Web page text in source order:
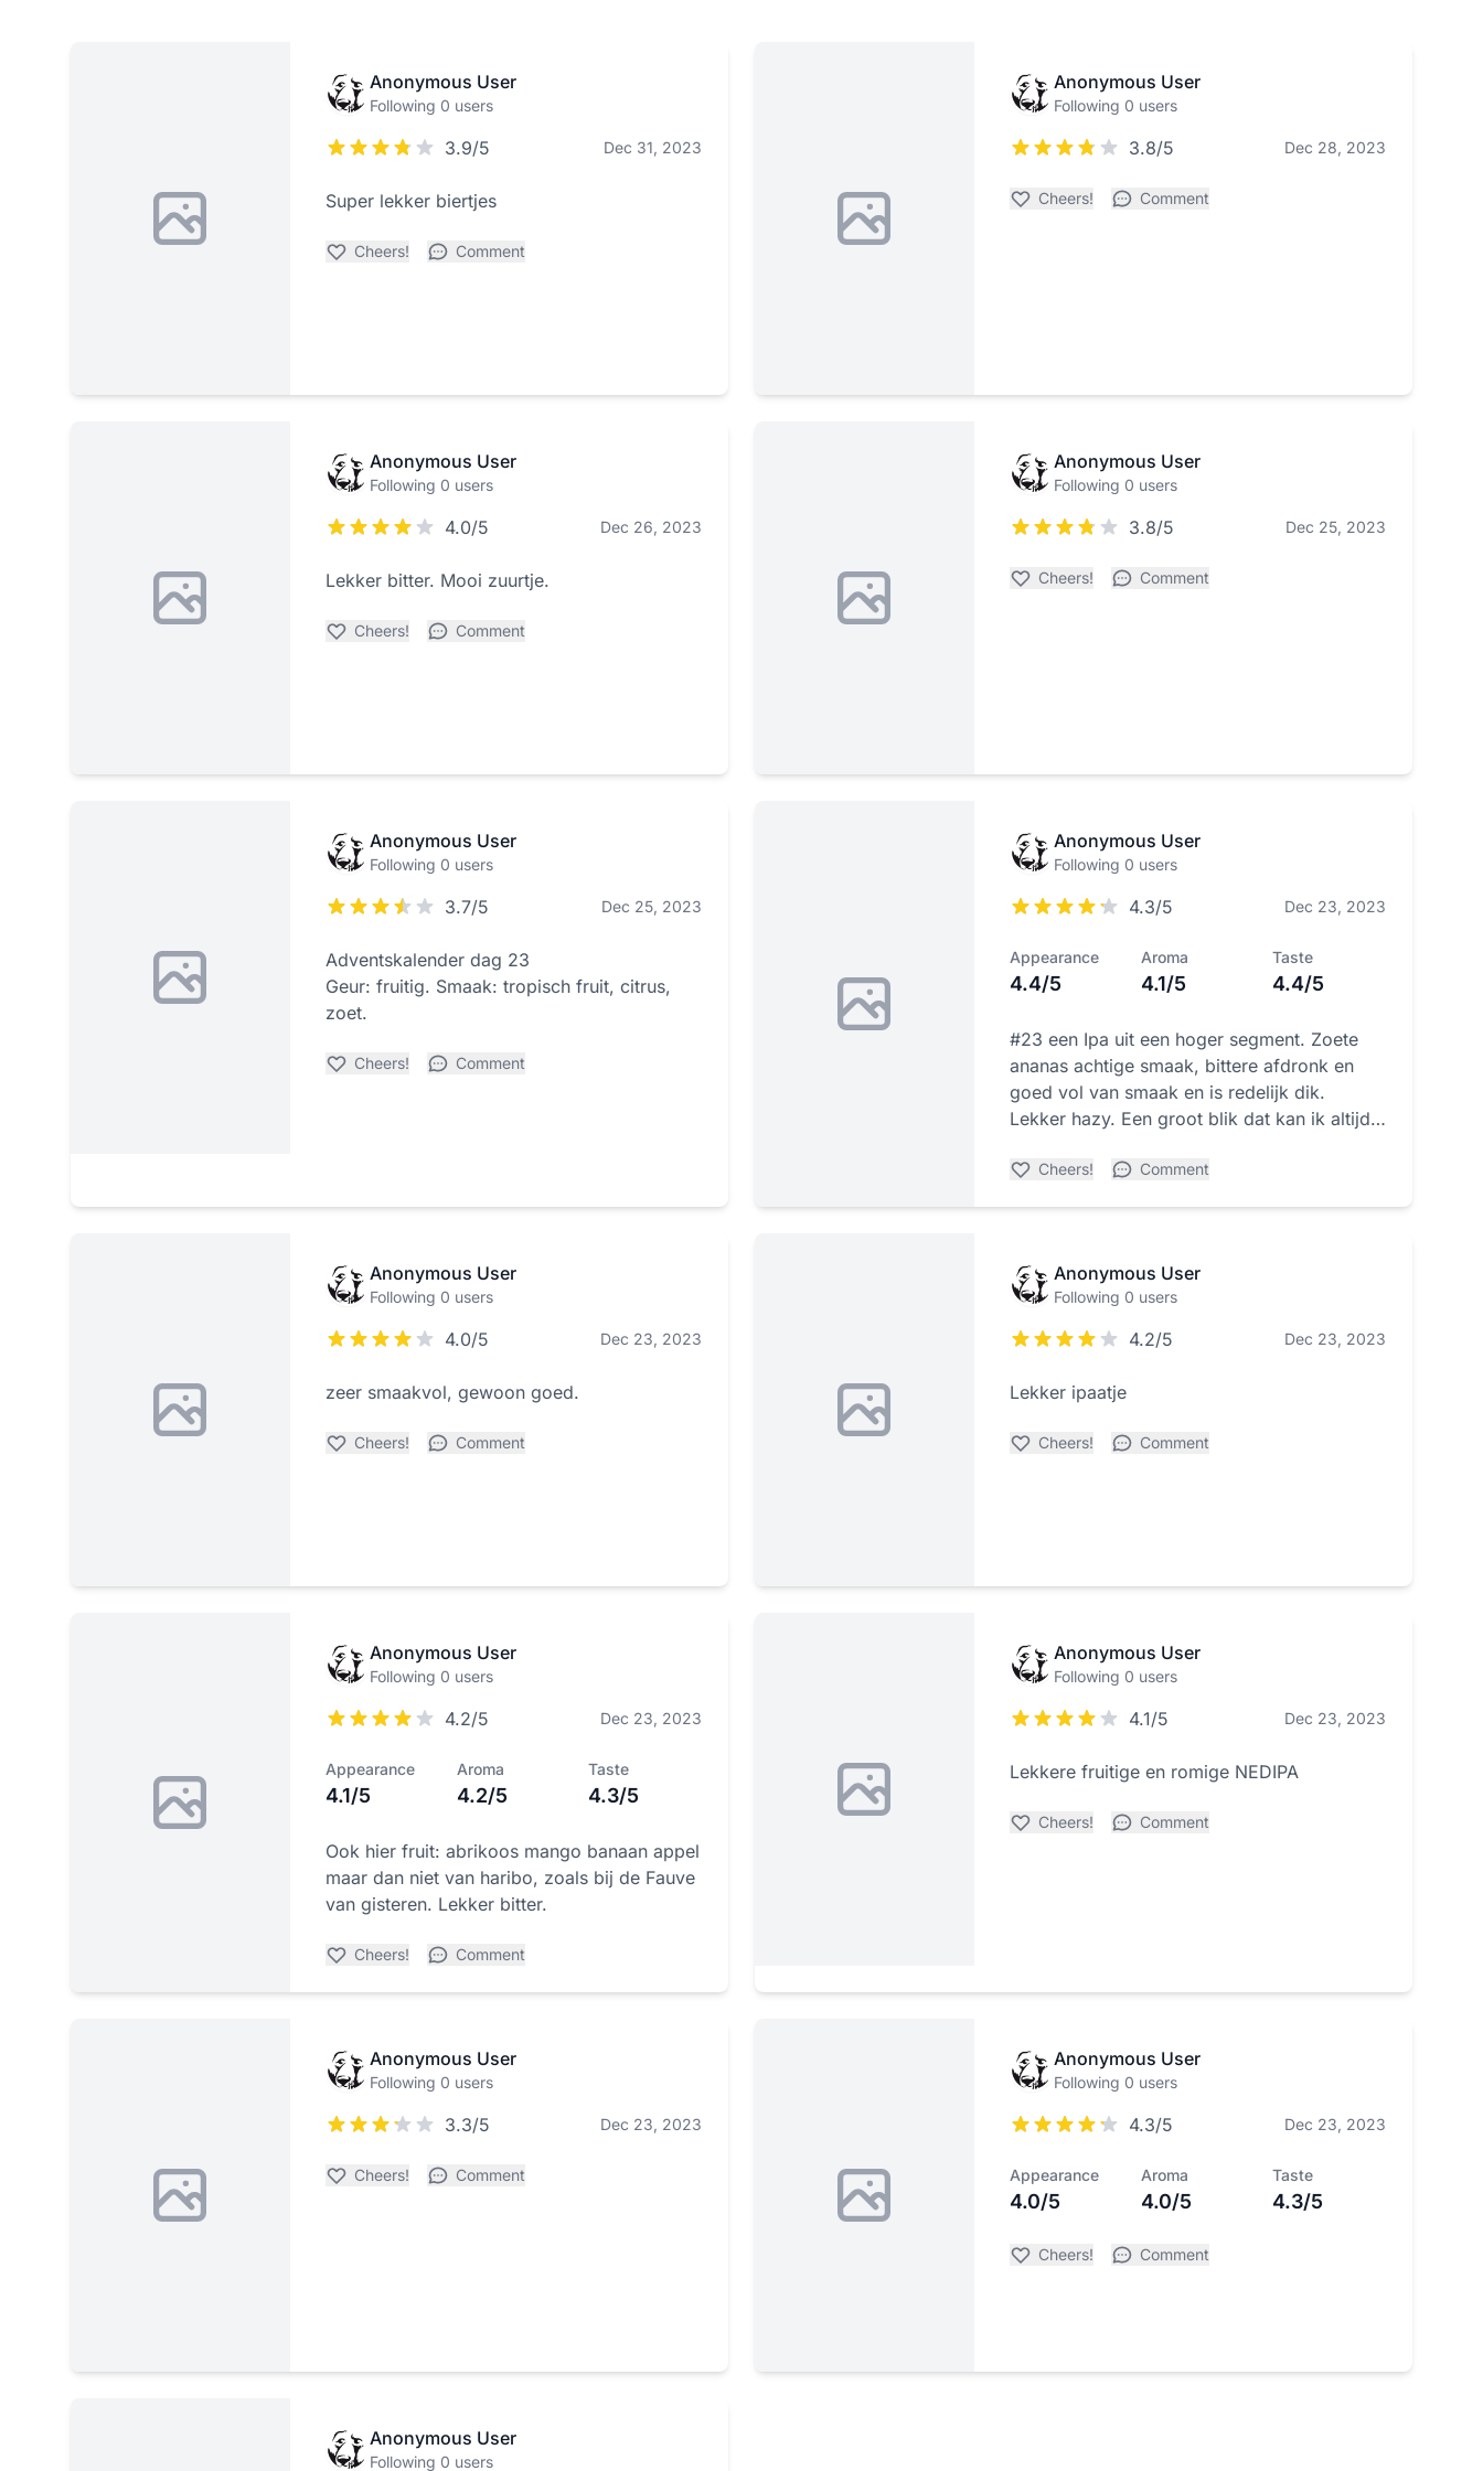
Anonymous User
Following 0 users
3.9/5 Dec 31, 2023
Super lekker biertjes
Cheers! Comment
Anonymous User
Following 0 users
3.8/5 Dec 28, 2023
Cheers! Comment
Anonymous User
Following 0 users
4.0/5 Dec 26, 2023
Lekker bitter. Mooi zuurtje.
Cheers! Comment
Anonymous User
Following 0 users
3.8/5 Dec 25, 2023
Cheers! Comment
Anonymous User
Following 0 users
3.7/5 Dec 25, 2023
Adventskalender dag 23
Geur: fruitig. Smaak: tropisch fruit, citrus,
zoet.
Cheers! Comment
Anonymous User
Following 0 users
4.3/5 Dec 23, 2023
Appearance
4.4/5
Aroma
4.1/5
Taste
4.4/5
#23 een Ipa uit een hoger segment. Zoete
ananas achtige smaak, bittere afdronk en
goed vol van smaak en is redelijk dik.
Lekker hazy. Een groot blik dat kan ik altijd
genieten.
Cheers! Comment
Anonymous User
Following 0 users
4.0/5 Dec 23, 2023
zeer smaakvol, gewoon goed.
Cheers! Comment
Anonymous User
Following 0 users
4.2/5 Dec 23, 2023
Lekker ipaatje
Cheers! Comment
Anonymous User
Following 0 users
4.2/5 Dec 23, 2023
Appearance
4.1/5
Aroma
4.2/5
Taste
4.3/5
Ook hier fruit: abrikoos mango banaan appel
maar dan niet van haribo, zoals bij de Fauve
van gisteren. Lekker bitter.
Cheers! Comment
Anonymous User
Following 0 users
4.1/5 Dec 23, 2023
Lekkere fruitige en romige NEDIPA
Cheers! Comment
Anonymous User
Following 0 users
3.3/5 Dec 23, 2023
Cheers! Comment
Anonymous User
Following 0 users
4.3/5 Dec 23, 2023
Appearance
4.0/5
Aroma
4.0/5
Taste
4.3/5
Cheers! Comment
Anonymous User
Following 0 users